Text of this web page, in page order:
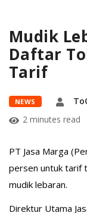
Mudik
Daftar
Tarif
NEWS
2 minutes read
PT Jasa Marga
persen untuk tarif
mudik lebaran.
Direktur Utama